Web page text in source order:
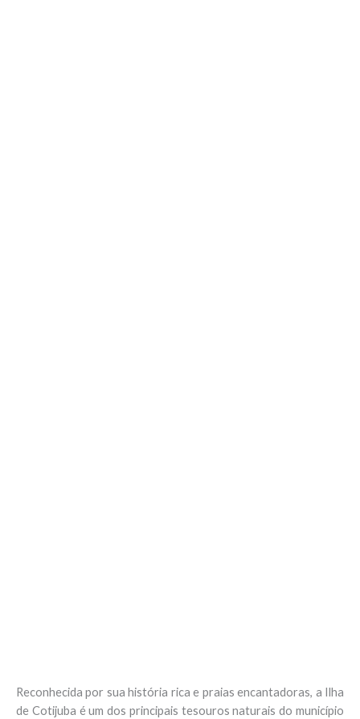
Reconhecida por sua história rica e praias encantadoras, a Ilha
de Cotijuba é um dos principais tesouros naturais do município